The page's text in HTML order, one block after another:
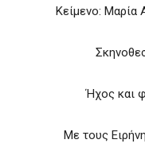
Κείμενο: Μαρία
Ήχος και
Με τους